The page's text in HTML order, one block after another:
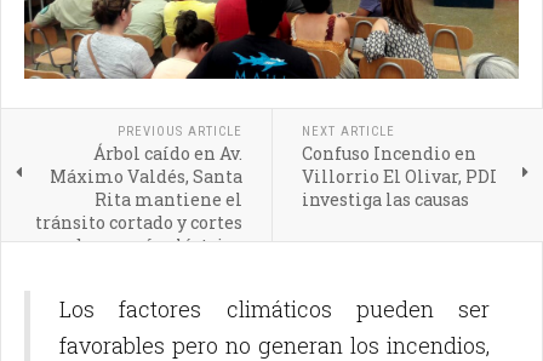
PREVIOUS ARTICLE
Árbol caído en Av.
Máximo Valdés, Santa
Rita mantiene el
tránsito cortado y cortes
de energía eléctrica
NEXT ARTICLE
Confuso Incendio en
Villorrio El Olivar, PDI
investiga las causas
Los factores climáticos pueden ser
favorables pero no generan los incendios,